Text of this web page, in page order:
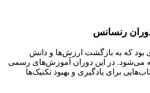
دوران رنسانس
بود که به بازگشت ارزش‌ها و دانش
می‌شود. در این دوران آموزش‌های رسمی
برای یادگیری و بهبود تکنیک‌ها